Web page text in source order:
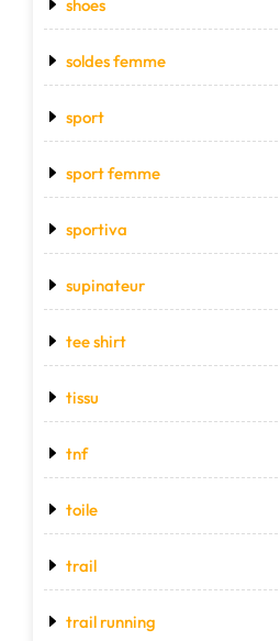
shoes
soldes femme
sport
sport femme
sportiva
supinateur
tee shirt
tissu
tnf
toile
trail
trail running